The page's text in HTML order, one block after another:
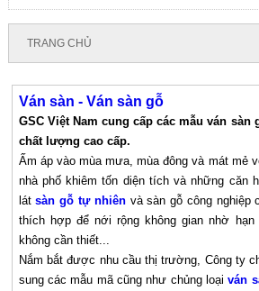
TRANG CHỦ
Ván sàn - Ván sàn gỗ
GSC Việt Nam cung cấp các mẫu ván sàn
chất lượng cao cấp.
Ấm áp vào mùa mưa, mùa đông và mát mẻ
nhà phố khiêm tốn diện tích và những căn
látsàn gỗ tự nhiênvà sàn gỗ công nghiệp
thích hợp để nới rộng không gian nhờ
không cần thiết...
Nắm bắt được nhu cầu thị trường, Công ty
sung các mẫu mã cũng như chủng loạiván